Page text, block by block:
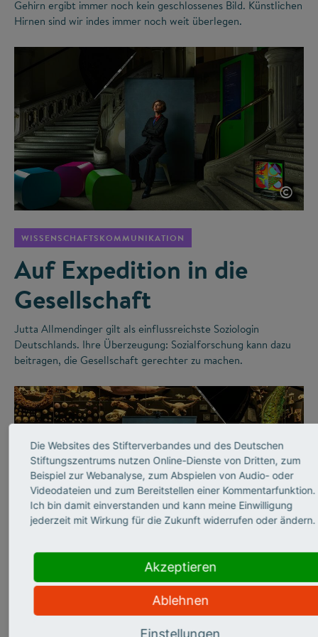
Gehirn ergibt immer noch kein geschlossenes Bild. Künstlichen
Hirnen sind wir indes immer noch weit überlegen.
©
WISSENSCHAFTSKOMMUNIKATION
Auf Expedition in die
Gesellschaft
Jutta Allmendinger gilt als einflussreichste Soziologin
Deutschlands. Ihre Überzeugung: Sozialforschung kann dazu
beitragen, die Gesellschaft gerechter zu machen.
©
WISSENSCHAFTSKOMMUNIKATION
Abtauchen in die graue
Die Websites des Stifterverbandes und des Deutschen
Stiftungszentrums nutzen Online-Dienste von Dritten, zum
Beispiel zur Webanalyse, zum Abspielen von Audio- oder
Videodateien und zum Bereitstellen einer Kommentarfunktion.
Ich bin damit einverstanden und kann meine Einwilligung
jederzeit mit Wirkung für die Zukunft widerrufen oder ändern.
Akzeptieren
Ablehnen
Einstellungen